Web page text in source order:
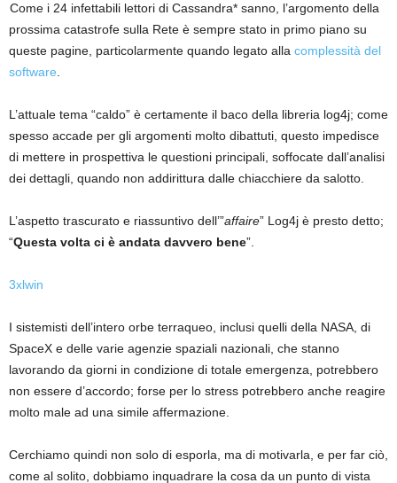
Come i 24 infettabili lettori di Cassandra* sanno, l’argomento della
prossima catastrofe sulla Rete è sempre stato in primo piano su
queste pagine, particolarmente quando legato alla complessità del
software
L’attuale tema “caldo” è certamente il baco della libreria log4j; come
spesso accade per gli argomenti molto dibattuti, questo impedisce
di mettere in prospettiva le questioni principali, soffocate dall’analisi
dei dettagli, quando non addirittura dalle chiacchiere da salotto.
L’aspetto trascurato e riassuntivo dell’”affaire” Log4j è presto detto;
“Questa volta ci è andata davvero bene”.
3xlwin
I sistemisti dell’intero orbe terraqueo, inclusi quelli della NASA, di
SpaceX e delle varie agenzie spaziali nazionali, che stanno
lavorando da giorni in condizione di totale emergenza, potrebbero
non essere d’accordo; forse per lo stress potrebbero anche reagire
molto male ad una simile affermazione.
Cerchiamo quindi non solo di esporla, ma di motivarla, e per far ciò,
come al solito, dobbiamo inquadrare la cosa da un punto di vista